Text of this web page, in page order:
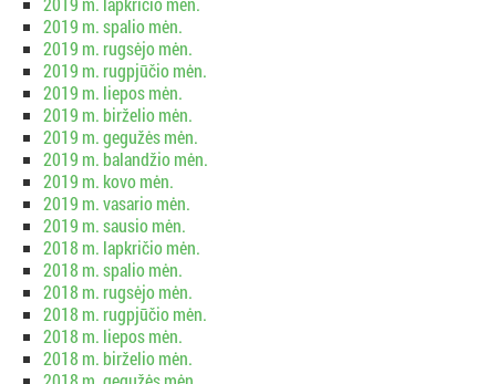
2019 m. spalio mėn.
2019 m. rugsėjo mėn.
2019 m. rugpjūčio mėn.
2019 m. liepos mėn.
2019 m. birželio mėn.
2019 m. gegužės mėn.
2019 m. balandžio mėn.
2019 m. kovo mėn.
2019 m. vasario mėn.
2019 m. sausio mėn.
2018 m. lapkričio mėn.
2018 m. spalio mėn.
2018 m. rugsėjo mėn.
2018 m. rugpjūčio mėn.
2018 m. liepos mėn.
2018 m. birželio mėn.